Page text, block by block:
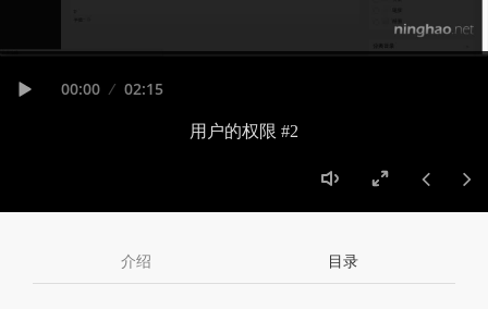
Seek
Current
00:00 Duration
02:15
用户的权限 #2
Volume
介绍 目录